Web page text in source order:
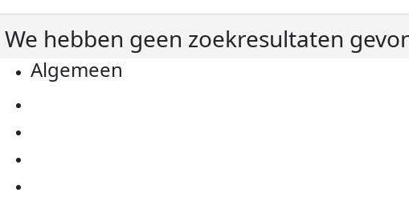
We hebben geen zoekresultaten
Algemeen